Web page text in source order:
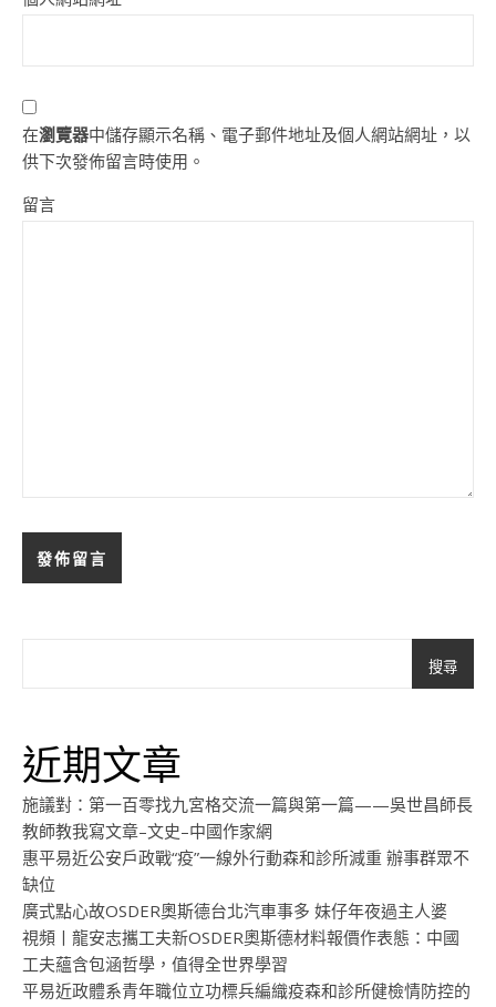
在瀏覽器中儲存顯示名稱、電子郵件地址及個人網站網址，以
供下次發佈留言時使用。
留言
搜尋
近期文章
施議對：第一百零找九宮格交流一篇與第一篇——吳世昌師長
教師教我寫文章–文史–中國作家網
惠平易近公安戶政戰“疫”一線外行動森和診所減重 辦事群眾不
缺位
廣式點心故OSDER奧斯德台北汽車事多 妹仔年夜過主人婆
視頻丨龍安志攜工夫新OSDER奧斯德材料報價作表態：中國
工夫蘊含包涵哲學，值得全世界學習
平易近政體系青年職位立功標兵編織疫森和診所健檢情防控的